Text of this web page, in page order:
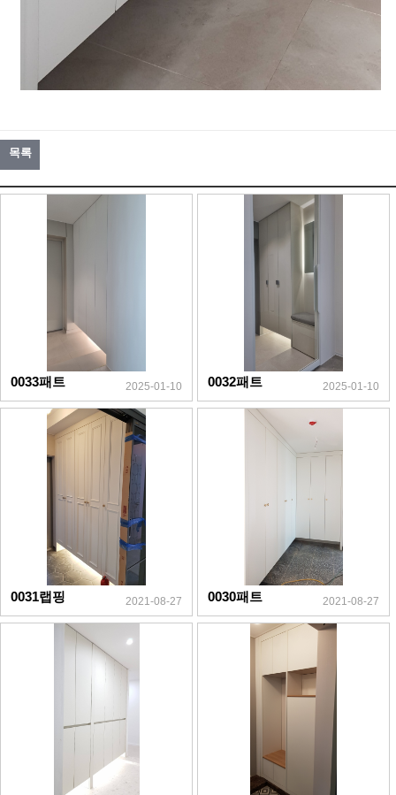
목록
0033패트 2025-01-10 0032패트 2025-01-10
0031랩핑 2021-08-27 0030패트 2021-08-27